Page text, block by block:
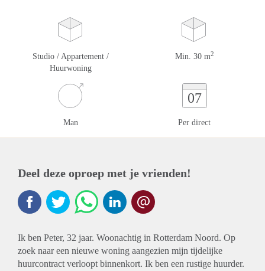
Studio / Appartement /
Huurwoning
Min. 30 m2
Man
07
Per direct
Deel deze oproep met je vrienden!
Ik ben Peter, 32 jaar. Woonachtig in Rotterdam Noord. Op
zoek naar een nieuwe woning aangezien mijn tijdelijke
huurcontract verloopt binnenkort. Ik ben een rustige huurder.